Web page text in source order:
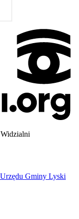
Gminy Lyski